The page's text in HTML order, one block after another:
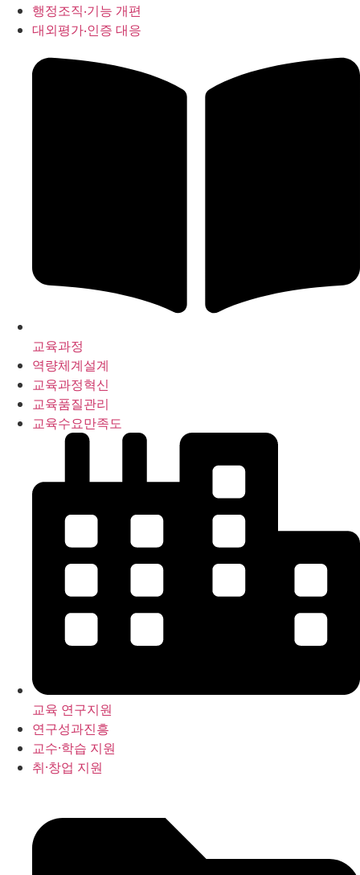
행정조직‧기능 개편
대외평가‧인증 대응
교육과정
역량체계설계
교육과정혁신
교육품질관리
교육수요만족도
교육 연구지원
연구성과진흥
교수·학습 지원
취·창업 지원